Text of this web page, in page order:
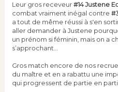
Leur gros receveur#14 Justene
combat vraiment inégal contre
a tout de même réussi à s'en
aller demander à Justene
un prénom si féminin, mais on a
s’approchant...
Gros match encore de nos
du maître et en a rabattu une
qui progressent de partie en